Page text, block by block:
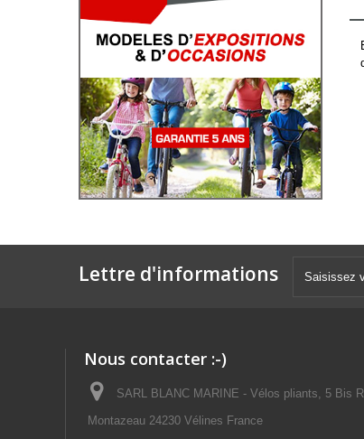
Lettre d'informations
Nous contacter :-)
SARL BLANC MARINE - Vélos pliants, 5 Bis
Montazeau 24230 Vélines France